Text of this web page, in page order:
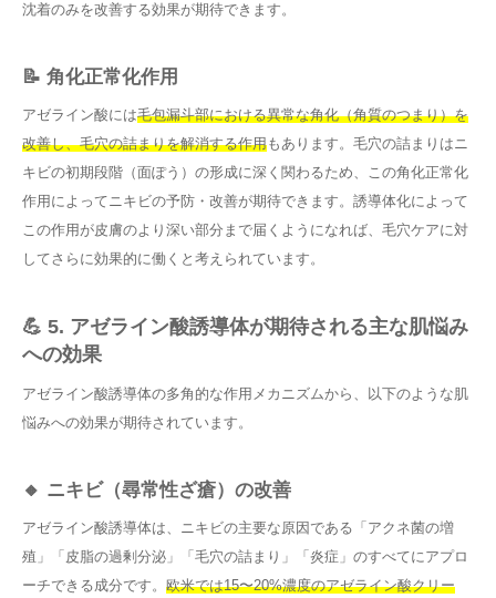
沈着のみを改善する効果が期待できます。
📝 角化正常化作用
アゼライン酸には毛包漏斗部における異常な角化（角質のつまり）を
改善し、毛穴の詰まりを解消する作用もあります。毛穴の詰まりはニ
キビの初期段階（面ぽう）の形成に深く関わるため、この角化正常化
作用によってニキビの予防・改善が期待できます。誘導体化によって
この作用が皮膚のより深い部分まで届くようになれば、毛穴ケアに対
してさらに効果的に働くと考えられています。
💪 5. アゼライン酸誘導体が期待される主な肌悩み
への効果
アゼライン酸誘導体の多角的な作用メカニズムから、以下のような肌
悩みへの効果が期待されています。
🔸 ニキビ（尋常性ざ瘡）の改善
アゼライン酸誘導体は、ニキビの主要な原因である「アクネ菌の増
殖」「皮脂の過剰分泌」「毛穴の詰まり」「炎症」のすべてにアプロ
ーチできる成分です。 欧米では15〜20%濃度のアゼライン酸クリー